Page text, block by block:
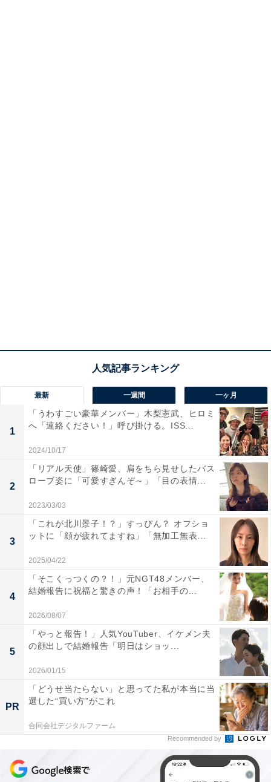
最新 一週間 一ヶ月
1
「うわすごい豪華メンバー」木梨憲武、ヒロミ
へ「連絡ください！」呼び掛ける。ISS...
2024/10/17
2
「リアル天使」篠崎愛、肩をちら見せしたバス
ローブ姿に「可愛すぎんぞ～」「目の表情...
2023/03/03
3
「これが北川景子！？」すっぴん？ オフショ
ットに「顔が疲れてますね」「無加工無表...
2025/04/22
4
「そこくっつくの？！」元NGT48メンバー、
結婚報告に祝福と驚きの声！「お相手の...
2026/08/07
5
「やっと報告！」人気YouTuber、イケメン夫
の顔出しで結婚報告「明日はショッ...
2026/01/15
PR
「どうせ当たらない」と思ってた私が本当に当
選した“買い方”がこれ
合同会社デジタルファーム
Recommended by